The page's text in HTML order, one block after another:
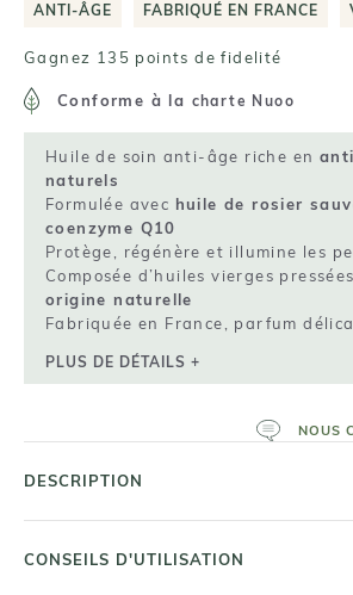
ANTI-ÂGE FABRIQUÉ EN FRANCE
Gagnez 135 points de fidelité
Conforme à la charte Nuoo
Huile de soin anti-âge riche en
naturels
Formulée avec huile de rosier
coenzyme Q10
Protège, régénère et illumine les
Composée d’huiles vierges
origine naturelle
Fabriquée en France, parfum
PLUS DE DÉTAILS +
NOUS
DESCRIPTION
CONSEILS D'UTILISATION